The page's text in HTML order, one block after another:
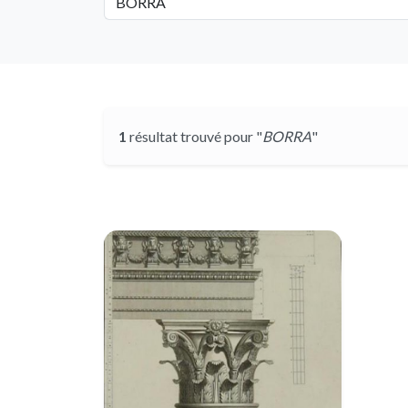
1 résultat trouvé pour "BORRA"